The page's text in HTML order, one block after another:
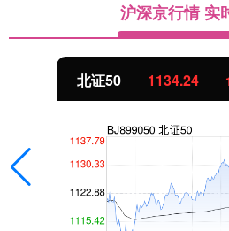
沪深京行情 实
北证50 1134.24